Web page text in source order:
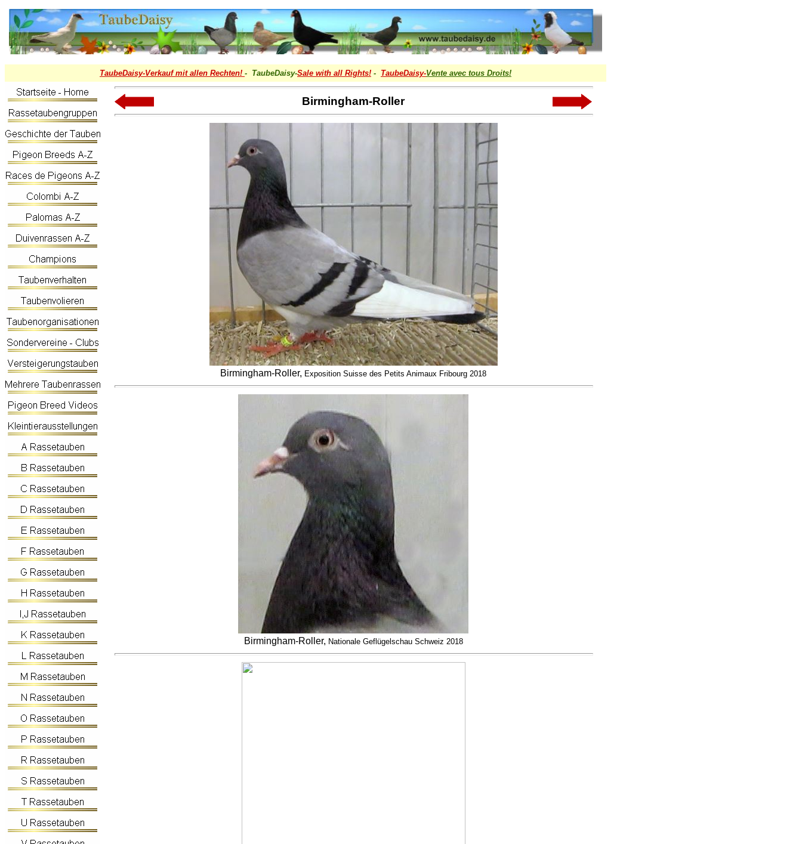
TaubeDaisy-Verkauf mit allen Rechten! - TaubeDaisy-Sale with all Rights! - TaubeDaisy-Vente avec tous Droits!
Birmingham-Roller
Birmingham-Roller, Exposition Suisse des Petits Animaux Fribourg 2018
Birmingham-Roller, Nationale Geflügelschau Schweiz 2018